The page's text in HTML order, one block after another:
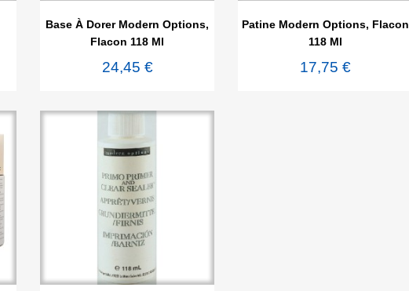

Base À Dorer Modern Options,
Flacon 118 Ml
24,45 €

Patine Modern Options, Flacon
118 Ml
17,75 €